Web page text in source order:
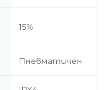
15%
Пневматичен